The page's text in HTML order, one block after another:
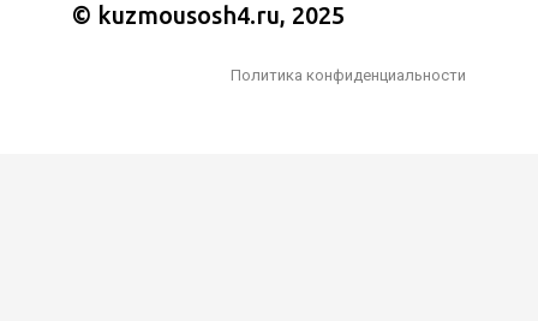
© kuzmousosh4.ru, 2025
Политика конфиденциальности